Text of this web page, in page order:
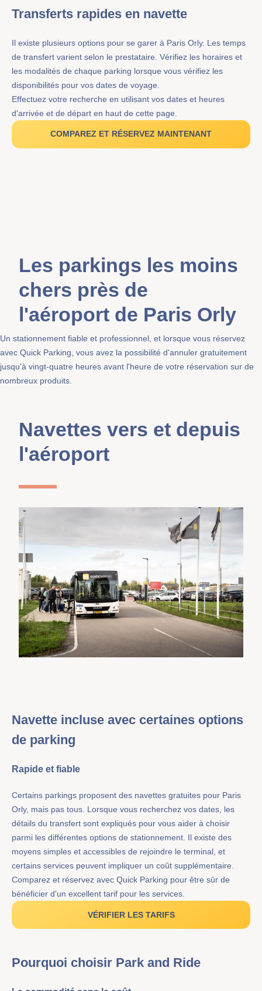
Transferts rapides en navette
Il existe plusieurs options pour se garer à Paris Orly. Les temps
de transfert varient selon le prestataire. Vérifiez les horaires et
les modalités de chaque parking lorsque vous vérifiez les
disponibilités pour vos dates de voyage.
Effectuez votre recherche en utilisant vos dates et heures
d'arrivée et de départ en haut de cette page.
COMPAREZ ET RÉSERVEZ MAINTENANT
Les parkings les moins
chers près de
l'aéroport de Paris Orly
Un stationnement fiable et professionnel, et lorsque vous réservez
avec Quick Parking, vous avez la possibilité d'annuler gratuitement
jusqu'à vingt-quatre heures avant l'heure de votre réservation sur de
nombreux produits.
Navettes vers et depuis
l'aéroport
Navette incluse avec certaines options
de parking
Rapide et fiable
Certains parkings proposent des navettes gratuites pour Paris
Orly, mais pas tous. Lorsque vous recherchez vos dates, les
détails du transfert sont expliqués pour vous aider à choisir
parmi les différentes options de stationnement. Il existe des
moyens simples et accessibles de rejoindre le terminal, et
certains services peuvent impliquer un coût supplémentaire.
Comparez et réservez avec Quick Parking pour être sûr de
bénéficier d'un excellent tarif pour les services.
VÉRIFIER LES TARIFS
Pourquoi choisir Park and Ride